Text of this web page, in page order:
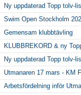
Ny uppdaterad Topp tolv-
Swim Open Stockholm
Gemensam klubbtävling
KLUBBREKORD & ny
Ny uppdaterad Topp tolv-
Utmanaren 17 mars - KM
Arbetsfördelning inför